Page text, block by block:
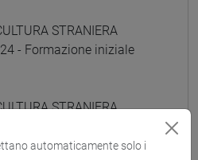
STRANIERA
- Formazione iniziale
STRANIERA
automaticamente solo i